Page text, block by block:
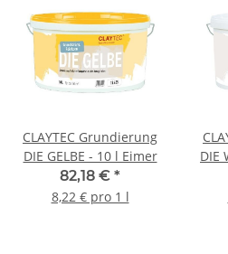
CLAYTEC Grundierung
DIE GELBE - 10 l Eimer
82,18 € *
8,22 € pro 1 l
DIE